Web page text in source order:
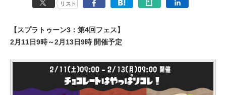
リスト
【スプラトゥーン3：第4回フェス】
2月11日9時～2月13日9時 開催予定